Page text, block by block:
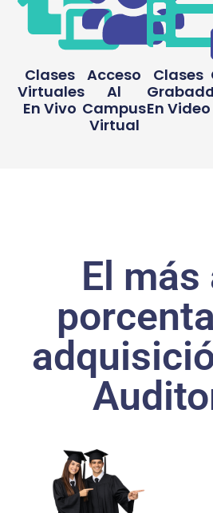
Clases
Virtuales
En Vivo
Acceso
Al
Campus
Virtual
Clases
En Video
El más